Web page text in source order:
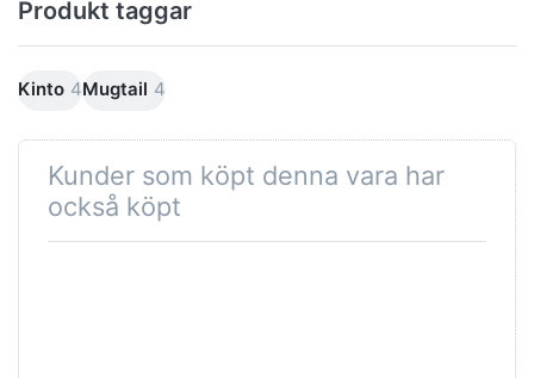
Produkt taggar
Kinto 4Mugtail 4
Kunder som köpt denna vara har
också köpt